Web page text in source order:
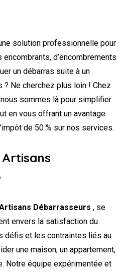
solution professionnelle pour
d’encombrements
un débarras suite à un
? Ne cherchez plus loin ! Chez
sommes là pour simplifier
en vous offrant un avantage
de 50 % sur nos services.
Débarrasseurs , se
envers la satisfaction du
défis et les contraintes liés au
une maison, un appartement,
Notre équipe expérimentée et